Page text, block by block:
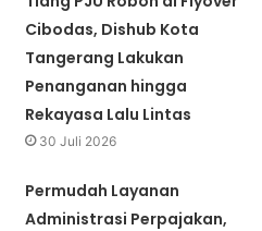
Cibodas, Dishub Kota
Tangerang Lakukan
Penanganan hingga
Rekayasa Lalu Lintas
30 Juli 2026
Permudah Layanan
Administrasi Perpajakan,